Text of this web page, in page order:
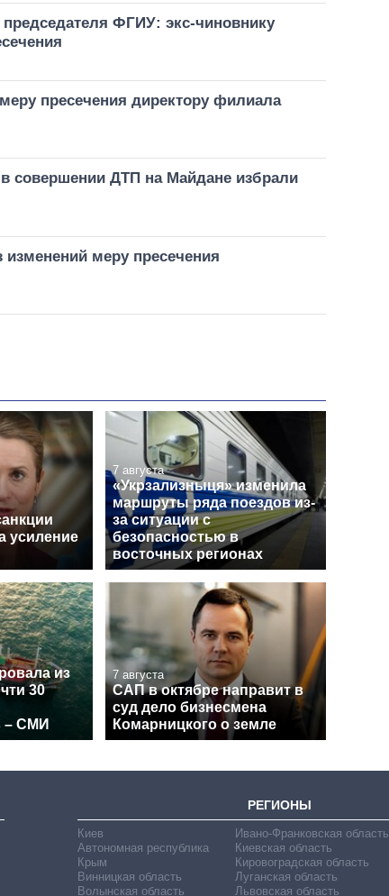
ФГИУ: экс-чиновнику
пресечения директору филиала
совершении ДТП на Майдане избрали
изменений меру пресечения
усиление
7 августа
«Укрзализныця» изменила
маршруты ряда поездов из-
за ситуации с
безопасностью в
восточных регионах
из
30
– СМИ
7 августа
САП в октябре направит в
суд дело бизнесмена
Комарницкого о земле
РЕГИОНЫ
Киев
Автономная республика
Крым
Винницкая область
Волынская область
Ивано-Франковская область
Киевская область
Кировоградская область
Луганская область
Львовская область